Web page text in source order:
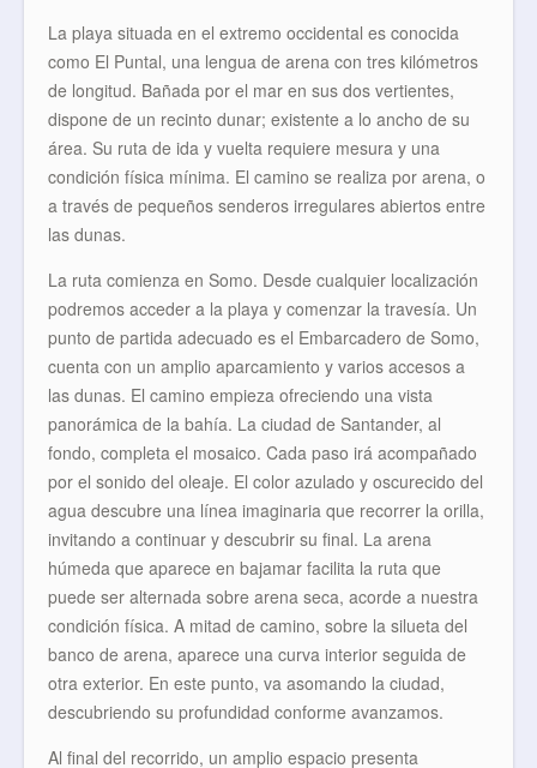
La playa situada en el extremo occidental es conocida
como El Puntal, una lengua de arena con tres kilómetros
de longitud. Bañada por el mar en sus dos vertientes,
dispone de un recinto dunar; existente a lo ancho de su
área. Su ruta de ida y vuelta requiere mesura y una
condición física mínima. El camino se realiza por arena, o
a través de pequeños senderos irregulares abiertos entre
las dunas.
La ruta comienza en Somo. Desde cualquier localización
podremos acceder a la playa y comenzar la travesía. Un
punto de partida adecuado es el Embarcadero de Somo,
cuenta con un amplio aparcamiento y varios accesos a
las dunas. El camino empieza ofreciendo una vista
panorámica de la bahía. La ciudad de Santander, al
fondo, completa el mosaico. Cada paso irá acompañado
por el sonido del oleaje. El color azulado y oscurecido del
agua descubre una línea imaginaria que recorrer la orilla,
invitando a continuar y descubrir su final. La arena
húmeda que aparece en bajamar facilita la ruta que
puede ser alternada sobre arena seca, acorde a nuestra
condición física. A mitad de camino, sobre la silueta del
banco de arena, aparece una curva interior seguida de
otra exterior. En este punto, va asomando la ciudad,
descubriendo su profundidad conforme avanzamos.
Al final del recorrido, un amplio espacio presenta